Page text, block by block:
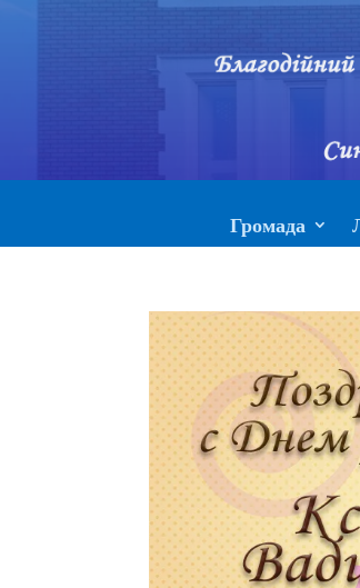
Громада